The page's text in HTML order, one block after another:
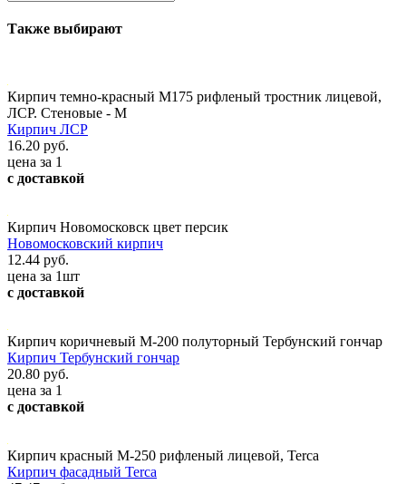
Также выбирают
Кирпич темно-красный М175 рифленый тростник лицевой,
ЛСР. Стеновые - М
Кирпич ЛСР
16.20 руб.
цена за 1
с доставкой
Кирпич Новомосковск цвет персик
Новомосковский кирпич
12.44 руб.
цена за 1шт
с доставкой
Кирпич коричневый М-200 полуторный Тербунский гончар
Кирпич Тербунский гончар
20.80 руб.
цена за 1
с доставкой
Кирпич красный М-250 рифленый лицевой, Terca
Кирпич фасадный Terca